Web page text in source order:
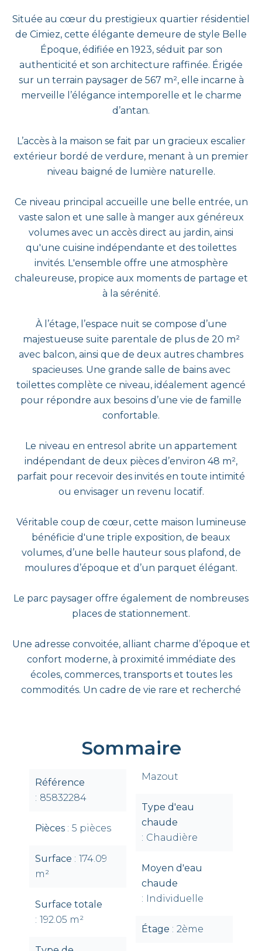
Située au cœur du prestigieux quartier résidentiel
de Cimiez, cette élégante demeure de style Belle
Époque, édifiée en 1923, séduit par son
authenticité et son architecture raffinée. Érigée
sur un terrain paysager de 567 m², elle incarne à
merveille l’élégance intemporelle et le charme
d’antan.
L’accès à la maison se fait par un gracieux escalier
extérieur bordé de verdure, menant à un premier
niveau baigné de lumière naturelle.
Ce niveau principal accueille une belle entrée, un
vaste salon et une salle à manger aux généreux
volumes avec un accès direct au jardin, ainsi
qu'une cuisine indépendante et des toilettes
invités. L'ensemble offre une atmosphère
chaleureuse, propice aux moments de partage et
à la sérénité.
À l’étage, l’espace nuit se compose d’une
majestueuse suite parentale de plus de 20 m²
avec balcon, ainsi que de deux autres chambres
spacieuses. Une grande salle de bains avec
toilettes complète ce niveau, idéalement agencé
pour répondre aux besoins d’une vie de famille
confortable.
Le niveau en entresol abrite un appartement
indépendant de deux pièces d’environ 48 m²,
parfait pour recevoir des invités en toute intimité
ou envisager un revenu locatif.
Véritable coup de cœur, cette maison lumineuse
bénéficie d'une triple exposition, de beaux
volumes, d’une belle hauteur sous plafond, de
moulures d’époque et d’un parquet élégant.
Le parc paysager offre également de nombreuses
places de stationnement.
Une adresse convoitée, alliant charme d’époque et
confort moderne, à proximité immédiate des
écoles, commerces, transports et toutes les
commodités. Un cadre de vie rare et recherché
Sommaire
Référence
85832284
Pièces 5 pièces
Surface
174.09
m²
Surface totale
192.05 m²
Mazout
Type d'eau
chaude
Chaudière
Moyen d'eau
chaude
Individuelle
Étage 2ème